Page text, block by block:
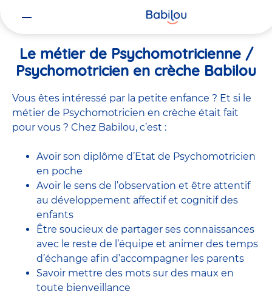
Le métier de Psychomotricienne /
Psychomotricien en crèche Babilou
Vous êtes intéressé par la petite enfance ? Et si le
métier de Psychomotricien en crèche était fait
pour vous ? Chez Babilou, c’est :
Avoir son diplôme d’Etat de Psychomotricien
en poche
Avoir le sens de l’observation et être attentif
au développement affectif et cognitif des
enfants
Être soucieux de partager ses connaissances
avec le reste de l’équipe et animer des temps
d’échange afin d’accompagner les parents
Savoir mettre des mots sur des maux en
toute bienveillance